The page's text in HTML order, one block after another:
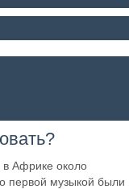
в Африке около
первой музыкой были